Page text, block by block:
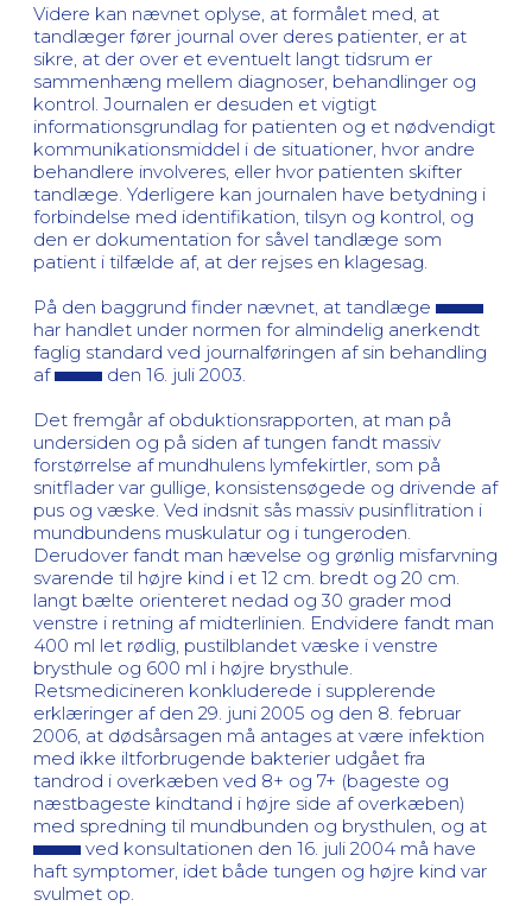
Videre kan nævnet oplyse, at formålet med, at
tandlæger fører journal over deres patienter, er at
sikre, at der over et eventuelt langt tidsrum er
sammenhæng mellem diagnoser, behandlinger og
kontrol. Journalen er desuden et vigtigt
informationsgrundlag for patienten og et nødvendigt
kommunikationsmiddel i de situationer, hvor andre
behandlere involveres, eller hvor patienten skifter
tandlæge. Yderligere kan journalen have betydning i
forbindelse med identifikation, tilsyn og kontrol, og
den er dokumentation for såvel tandlæge som
patient i tilfælde af, at der rejses en klagesag.
På den baggrund finder nævnet, at tandlæge
har handlet under normen for almindelig anerkendt
faglig standard ved journalføringen af sin behandling
af
den 16. juli 2003.
Det fremgår af obduktionsrapporten, at man på
undersiden og på siden af tungen fandt massiv
forstørrelse af mundhulens lymfekirtler, som på
snitflader var gullige, konsistensøgede og drivende af
pus og væske. Ved indsnit sås massiv pusinflitration i
mundbundens muskulatur og i tungeroden.
Derudover fandt man hævelse og grønlig misfarvning
svarende til højre kind i et 12 cm. bredt og 20 cm.
langt bælte orienteret nedad og 30 grader mod
venstre i retning af midterlinien. Endvidere fandt man
400 ml let rødlig, pustilblandet væske i venstre
brysthule og 600 ml i højre brysthule.
Retsmedicineren konkluderede i supplerende
erklæringer af den 29. juni 2005 og den 8. februar
2006, at dødsårsagen må antages at være infektion
med ikke iltforbrugende bakterier udgået fra
tandrod i overkæben ved 8+ og 7+ (bageste og
næstbageste kindtand i højre side af overkæben)
med spredning til mundbunden og brysthulen, og at
ved konsultationen den 16. juli 2004 må have
haft symptomer, idet både tungen og højre kind var
svulmet op.